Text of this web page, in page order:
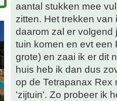
aantal stukken mee
zitten. Het trekken
daarom zal er volgend
tuin komen en evt een
grote) en zaai ik er dit
huis heb ik dan dus
op de Tetrapanax Rex
'zijtuin'. Zo probeer ik